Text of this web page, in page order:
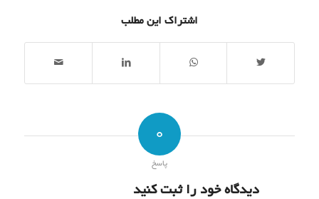
اشتراک این مطلب
0
پاسخ
دیدگاه خود را ثبت کنید